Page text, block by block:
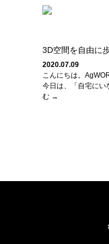
3D空間を自由に
2020.07.09
こんにちは。
今日は、「自宅に
む →